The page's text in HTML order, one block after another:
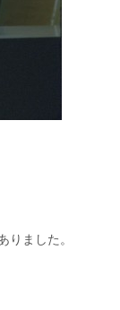
りました。